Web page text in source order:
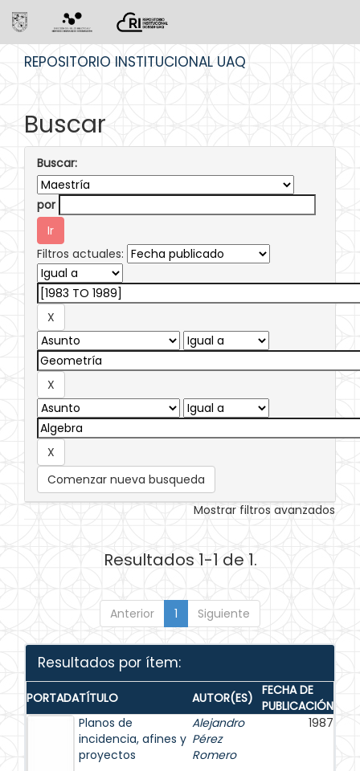
REPOSITORIO INSTITUCIONAL UAQ
Buscar
Buscar:
por
Filtros actuales:
Comenzar nueva busqueda
Mostrar filtros avanzados
Resultados 1-1 de 1.
Anterior 1 Siguiente
Resultados por ítem:
PORTADATÍTULO AUTOR(ES) FECHA DE
PUBLICACIÓN
Planos de
incidencia, afines y
proyectos
Alejandro
Pérez
Romero
1987